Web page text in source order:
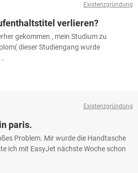
Existenzgründung
verlieren?
gekommen , mein Studium zu
dieser Studiengang wurde
Existenzgründung
paris.
Problem. Mir wurde die Handtasche
ich mit EasyJet nächste Woche schon